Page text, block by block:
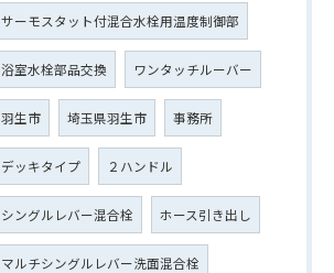
サーモスタット付混合水栓用温度制御部
浴室水栓部品交換 ワンタッチルーバー
羽生市 埼玉県羽生市 事務所
デッキタイプ ２ハンドル
シングルレバー混合栓 ホース引き出し
マルチシングルレバー洗面混合栓